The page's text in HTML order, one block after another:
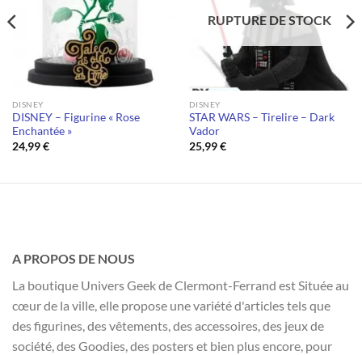
DISNEY
DISNEY – Figurine « Rose
Enchantée »
24,99€
RUPTURE DE STOCK
DISNEY
STAR WARS – Tirelire – Dark
Vador
25,99€
A PROPOS DE NOUS
La boutique Univers Geek de Clermont-Ferrand est Située au
cœur de la ville, elle propose une variété d'articles tels que
des figurines, des vêtements, des accessoires, des jeux de
société, des Goodies, des posters et bien plus encore, pour